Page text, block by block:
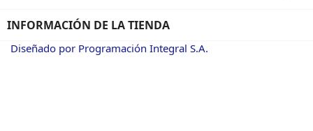
INFORMACIÓN DE LA TIENDA
Diseñado por Programación Integral S.A.